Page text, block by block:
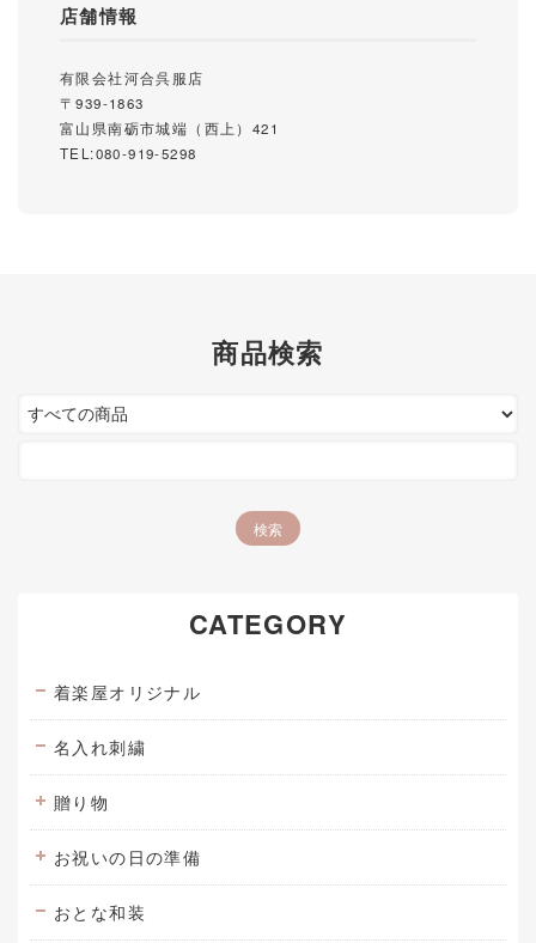
商品検索
CATEGORY
着楽屋オリジナル
名入れ刺繍
贈り物
お祝いの日の準備
おとな和装
店舗情報
有限会社河合呉服店
〒939-1863
富山県南砺市城端（西上）421
TEL:080-919-5298